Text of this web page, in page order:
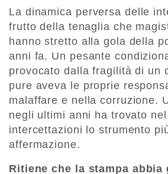
La dinamica perversa delle
frutto della tenaglia che
hanno stretto alla gola della
anni fa. Un pesante
provocato dalla fragilità di un
pure aveva le proprie
malaffare e nella corruzione.
negli ultimi anni ha trovato
intercettazioni lo strumento
affermazione.
Ritiene che la stampa abbia